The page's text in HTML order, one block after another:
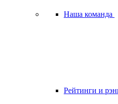
Наша команда
Рейтинги и